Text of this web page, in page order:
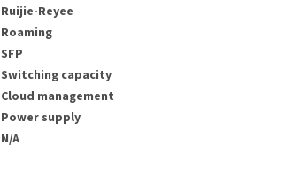
Ruijie-Reyee
Roaming
SFP
Switching capacity
Cloud management
Power supply
N/A